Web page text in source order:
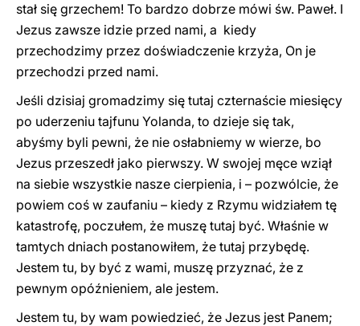
stał się grzechem! To bardzo dobrze mówi św. Paweł. I
Jezus zawsze idzie przed nami, a kiedy
przechodzimy przez doświadczenie krzyża, On je
przechodzi przed nami.
Jeśli dzisiaj gromadzimy się tutaj czternaście miesięcy
po uderzeniu tajfunu Yolanda, to dzieje się tak,
abyśmy byli pewni, że nie osłabniemy w wierze, bo
Jezus przeszedł jako pierwszy. W swojej męce wziął
na siebie wszystkie nasze cierpienia, i – pozwólcie, że
powiem coś w zaufaniu – kiedy z Rzymu widziałem tę
katastrofę, poczułem, że muszę tutaj być. Właśnie w
tamtych dniach postanowiłem, że tutaj przybędę.
Jestem tu, by być z wami, muszę przyznać, że z
pewnym opóźnieniem, ale jestem.
Jestem tu, by wam powiedzieć, że Jezus jest Panem;